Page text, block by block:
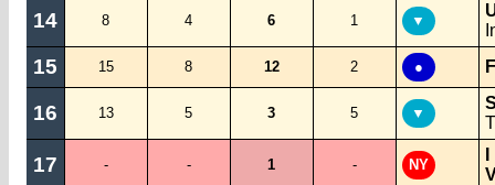
14 8 4 6 1 ▼
15 15 8 12 2 ●
16 13 5 3 5 ▼
17 - - 1 - NY